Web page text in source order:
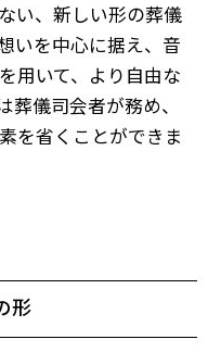
い、新しい形の葬儀
いを中心に据え、音
用いて、より自由な
葬儀司会者が務め、
を省くことができま
形